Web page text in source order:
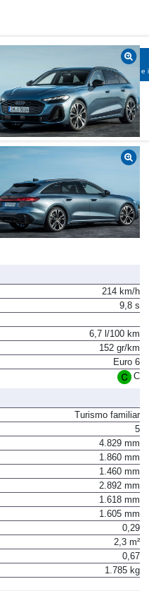
BUSCADOR
informaciones, fichas e
214 km/h
9,8 s
6,7 l/100 km
152 gr/km
Euro 6
C
Turismo familiar
5
4.829 mm
1.860 mm
1.460 mm
2.892 mm
1.618 mm
1.605 mm
0,29
2,3 m²
0,67
1.785 kg